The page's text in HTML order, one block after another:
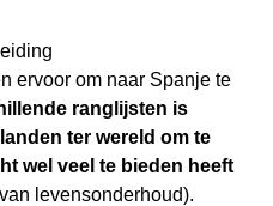
ervoor om naar Spanje te
ranglijsten is
ter wereld om te
wel veel te bieden heeft
levensonderhoud).